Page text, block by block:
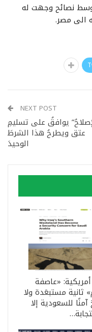
نصائح وجهت له
الى مصر.
NEXT POST
يوافقُ على تسليمِ
عتق ويطرحُ هذا الشرطَ
الوحيدَ
«عاصفة
ثانية مستبعَدة ولا
للسعودية إلا